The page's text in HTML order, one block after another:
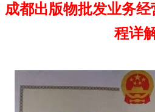
成都出版物批发业务
程详